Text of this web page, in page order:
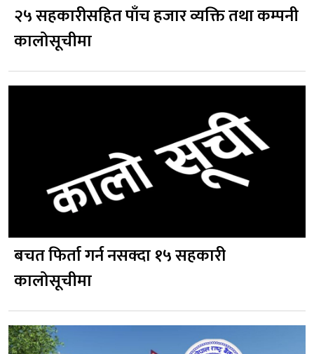
२५ सहकारीसहित पाँच हजार व्यक्ति तथा कम्पनी
कालोसूचीमा
बचत फिर्ता गर्न नसक्दा १५ सहकारी
कालोसूचीमा